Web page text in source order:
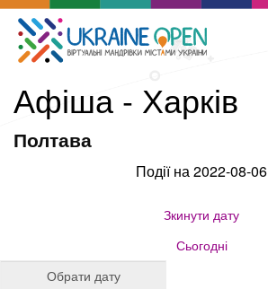
Афіша - Харків
Полтава
Події на 2022-08-06
Зкинути дату
Сьогодні